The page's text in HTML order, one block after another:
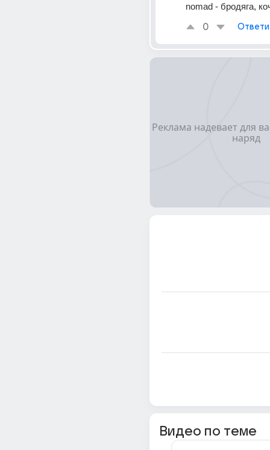
nomad - бродяга,
0
Видео по теме